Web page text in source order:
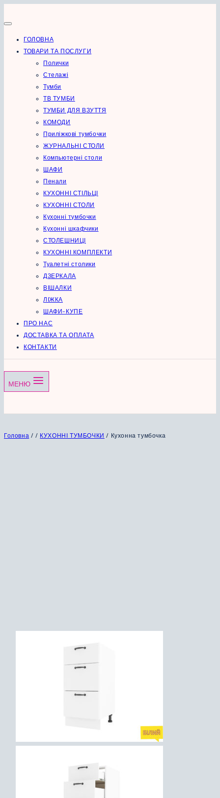
до
ГОЛОВНА
ТОВАРИ ТА ПОСЛУГИ
Полички
Стелажі
Тумби
ТВ ТУМБИ
ТУМБИ ДЛЯ ВЗУТТЯ
КОМОДИ
Приліжкові тумбочки
ЖУРНАЛЬНІ СТОЛИ
Компьютерні столи
ШАФИ
Пенали
КУХОННІ СТІЛЬЦІ
КУХОННІ СТОЛИ
Кухонні тумбочки
Кухонні шкафчики
СТОЛЕШНИЦІ
КУХОННІ КОМПЛЕКТИ
Туалетні столики
ДЗЕРКАЛА
ВІШАЛКИ
ЛІЖКА
ШАФИ-КУПЕ
ПРО НАС
ДОСТАВКА ТА ОПЛАТА
КОНТАКТИ
МЕНЮ
Головна / / КУХОННІ ТУМБОЧКИ / Кухонна тумбочка